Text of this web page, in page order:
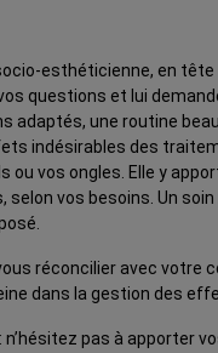
esthéticienne, en tête
questions et lui
adaptés, une routine
indésirables des
ou vos ongles. Elle y
vos besoins. Un soin
réconcilier avec votre
dans la gestion des
: n’hésitez pas à apporter